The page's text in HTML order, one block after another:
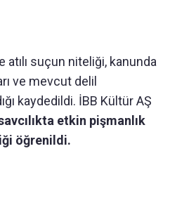
atılı suçun niteliği, kanunda
ve mevcut delil
kaydedildi. İBB Kültür AŞ
etkin pişmanlık
öğrenildi.